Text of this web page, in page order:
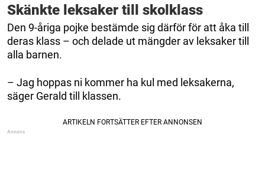
Skänkte leksaker till skolklass
Den 9-åriga pojke bestämde sig därför för att åka till
deras klass – och delade ut mängder av leksaker till
alla barnen.
– Jag hoppas ni kommer ha kul med leksakerna,
säger Gerald till klassen.